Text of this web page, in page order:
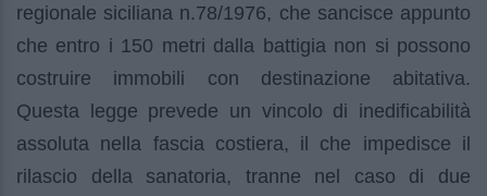
regionale siciliana n.78/1976, che sancisce appunto
che entro i 150 metri dalla battigia non si possono
costruire immobili con destinazione abitativa.
Questa legge prevede un vincolo di inedificabilità
assoluta nella fascia costiera, il che impedisce il
rilascio della sanatoria, tranne nel caso di due